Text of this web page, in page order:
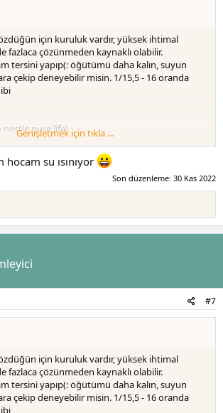
için kuruluk vardır, yüksek ihtimal
fazlaca çözünmeden kaynaklı olabilir.
tersini yapıp(: öğütümü daha kalın, suyun
lara çekip deneyebilir misin. 1/15,5 - 16 oranda
nestle pure life)
Genişletmek için tıkla ...
su ısınıyor
Son düzenleme: 30 Kas 2022
#7
için kuruluk vardır, yüksek ihtimal
fazlaca çözünmeden kaynaklı olabilir.
tersini yapıp(: öğütümü daha kalın, suyun
lara çekip deneyebilir misin. 1/15,5 - 16 oranda